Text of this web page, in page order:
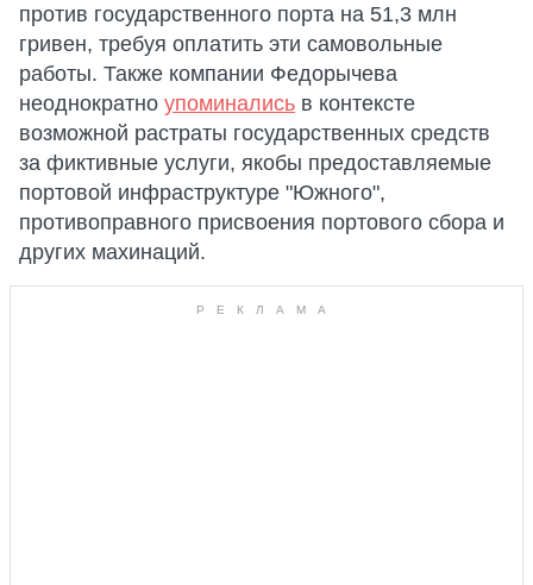
против государственного порта на 51,3 млн
гривен, требуя оплатить эти самовольные
работы. Также компании Федорычева
неоднократно упоминались в контексте
возможной растраты государственных средств
за фиктивные услуги, якобы предоставляемые
портовой инфраструктуре "Южного",
противоправного присвоения портового сбора и
других махинаций.